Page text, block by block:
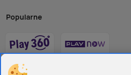
Popularne